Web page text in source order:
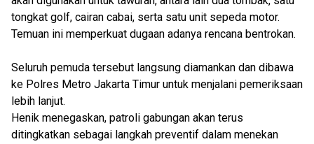
tongkat golf, cairan cabai, serta satu unit sepeda motor.
Temuan ini memperkuat dugaan adanya rencana bentrokan.
Seluruh pemuda tersebut langsung diamankan dan dibawa
ke Polres Metro Jakarta Timur untuk menjalani pemeriksaan
lebih lanjut.
Henik menegaskan, patroli gabungan akan terus
ditingkatkan sebagai langkah preventif dalam menekan